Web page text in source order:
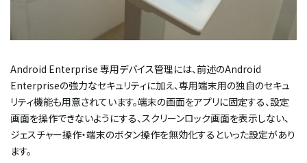
Android Enterprise 専用デバイス管理には、前述のAndroid
Enterpriseの強力なセキュリティに加え、専用端末用の独自のセキュ
リティ機能も用意されています。端末の画面をアプリに固定する、設定
画面を操作できないようにする、スクリーンロック画面を表示しない、
ジェスチャー操作・端末のボタン操作を無効化するといった設定があり
ます。